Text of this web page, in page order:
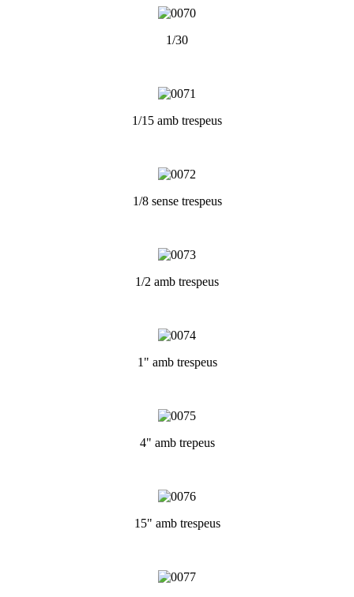
1/30
1/15 amb trespeus
1/8 sense trespeus
1/2 amb trespeus
1" amb trespeus
4" amb trepeus
15" amb trespeus